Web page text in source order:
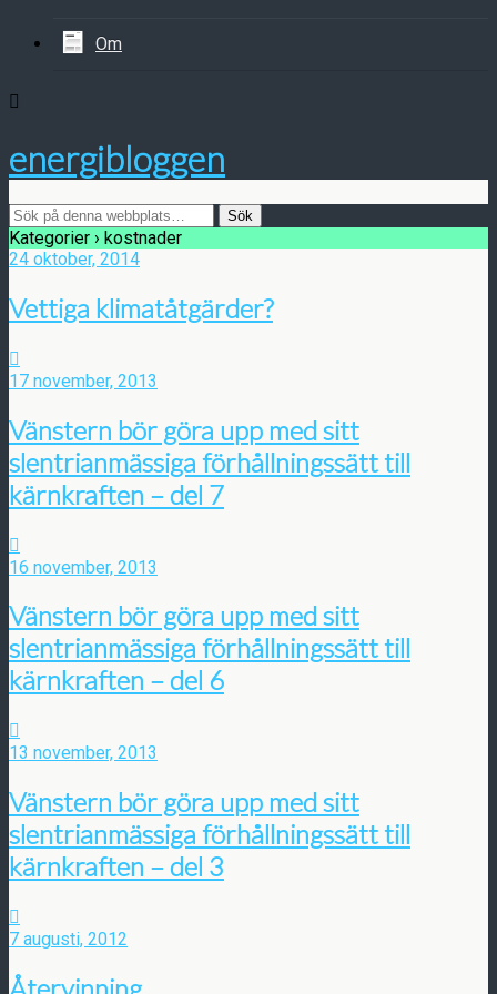
Om
energibloggen
Kategorier › kostnader
24 oktober, 2014
Vettiga klimatåtgärder?
17 november, 2013
Vänstern bör göra upp med sitt
slentrianmässiga förhållningssätt till
kärnkraften – del 7
16 november, 2013
Vänstern bör göra upp med sitt
slentrianmässiga förhållningssätt till
kärnkraften – del 6
13 november, 2013
Vänstern bör göra upp med sitt
slentrianmässiga förhållningssätt till
kärnkraften – del 3
7 augusti, 2012